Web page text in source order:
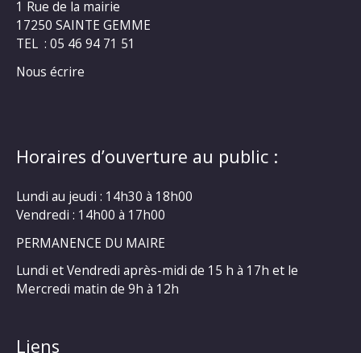
1 Rue de la mairie
17250 SAINTE GEMME
TEL : 05 46 94 71 51
Nous écrire
Horaires d’ouverture au public :
Lundi au jeudi : 14h30 à 18h00
Vendredi : 14h00 à 17h00
PERMANENCE DU MAIRE
Lundi et Vendredi après-midi de 15 h à 17h et le
Mercredi matin de 9h à 12h
Liens